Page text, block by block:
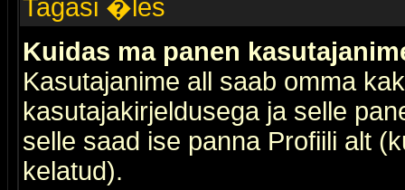
Tagasi �les
Kuidas ma panen
Kasutajanime all saab omma
kasutajakirjeldusega ja selle
selle saad ise panna Profiili alt
kelatud).